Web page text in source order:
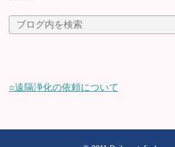
○遠隔浄化の依頼について